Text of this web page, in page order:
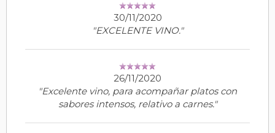
30/11/2020
"EXCELENTE VINO."
26/11/2020
"Excelente vino, para acompañar platos con
sabores intensos, relativo a carnes."